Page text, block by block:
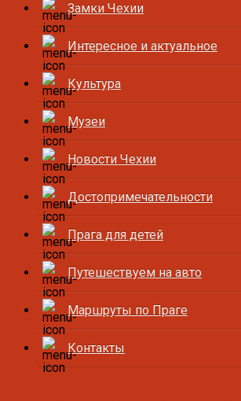
Замки Чехии
Интересное и актуальное
Культура
Музеи
Новости Чехии
Достопримечательности
Прага для детей
Путешествуем на авто
Маршруты по Праге
Контакты